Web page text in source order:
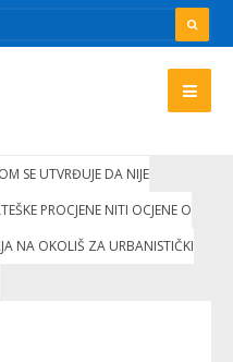
SE UTVRĐUJE DA NIJE
PROCJENE NITI OCJENE O
NA OKOLIŠ ZA URBANISTIČKI